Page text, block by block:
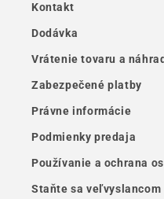
Kontakt
Dodávka
Vrátenie tovaru a
Zabezpečené platby
Právne informácie
Podmienky predaja
Používanie a ochrana
Staňte sa veľvyslancom